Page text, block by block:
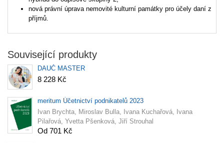
nová právní úprava nemovité kulturní památky pro účely daní z
příjmů.
Související produkty
DAUČ MASTER
8 228 Kč
meritum Účetnictví podnikatelů 2023
Ivan Brychta, Miroslav Bulla, Ivana Kuchařová, Ivana
Pilařová, Yvetta Pšenková, Jiří Strouhal
Od 701 Kč